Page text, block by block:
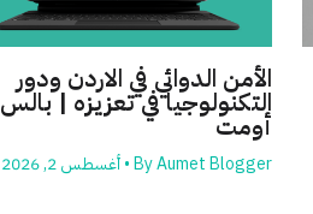
الأمن الدوائي في الاردن ودور
التكنولوجيا في تعزيزه | بالس
أومت
ByAumet Blogger
•أغسطس 2, 2026